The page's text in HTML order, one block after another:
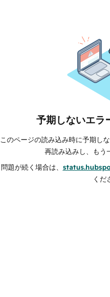
予期しないエラ
このページの読み込み時に予期し
再読み込みし、もう
問題が続く場合は、
くだ